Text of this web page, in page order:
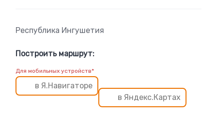
Республика Ингушетия
Построить маршрут:
Для мобильных устройств*
в Я.Навигаторе
в Яндекс.Картах